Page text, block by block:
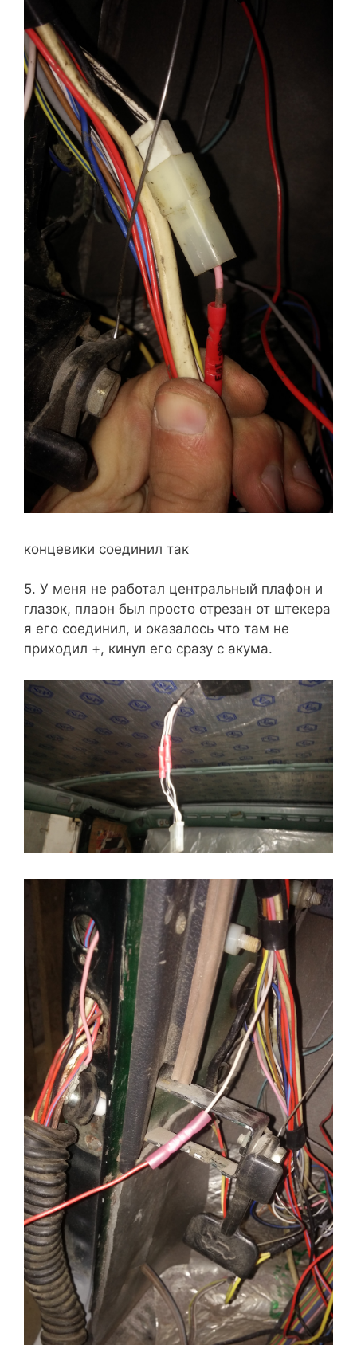
концевики соединил так
5. У меня не работал центральный плафон и
глазок, плаон был просто отрезан от штекера
я его соединил, и оказалось что там не
приходил +, кинул его сразу с акума.